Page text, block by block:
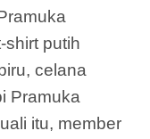
shirt putih
celana
Pramuka
itu, member